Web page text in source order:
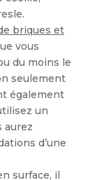
briques et
vous
du moins le
seulement
également
un
aurez
d’une
surface, il